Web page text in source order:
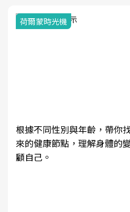
荷爾蒙時光機
根據不同性別與年齡，帶你
來的健康節點，理解身體的
顧自己。